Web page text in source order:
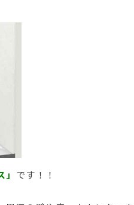
です！！